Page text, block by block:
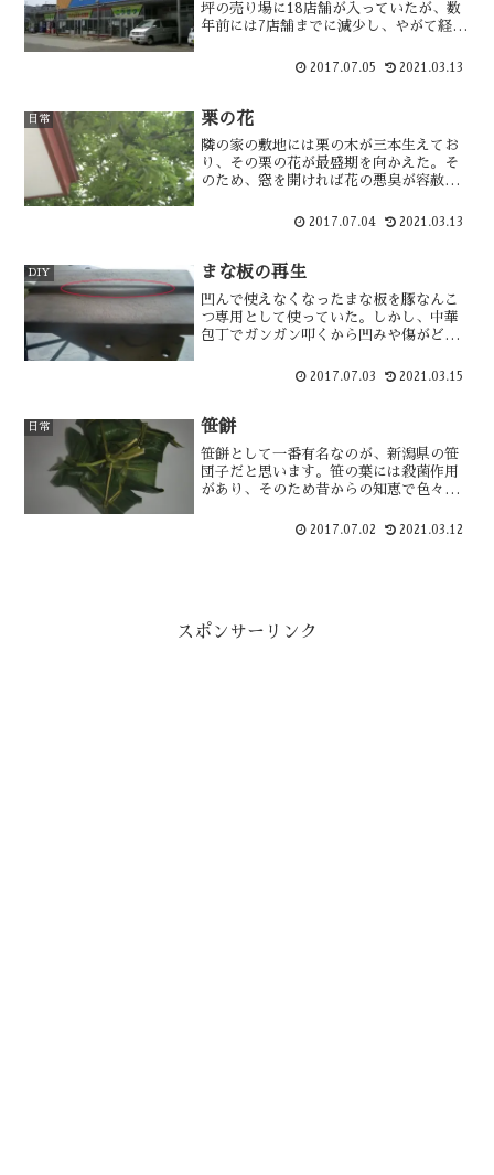
坪の売り場に18店舗が入っていたが、数
年前には7店舗までに減少し、やがて経営
いた。今年の2月に基幹である鮮魚店が急
2017.07.05 2021.03.13
日常 栗の花
隣の家の敷地には栗の木が三本生えてお
り、その栗の花が最盛期を向かえた。そ
のため、窓を開ければ花の悪臭が容赦な
恩恵を与えてくれるため我慢している
2017.07.04 2021.03.13
DIY まな板の再生
凹んで使えなくなったまな板を豚なんこ
つ専用として使っていた。しかし、中華
包丁でガンガン叩くから凹みや傷がどん
た。このまな板を修繕する事にした。カ
に・・
2017.07.03 2021.03.15
日常 笹餅
笹餅として一番有名なのが、新潟県の笹
団子だと思います。笹の葉には殺菌作用
があり、そのため昔からの知恵で色々な
うか。秋田県の笹餅は笹巻きと言われる
2017.07.02 2021.03.12
スポンサーリンク